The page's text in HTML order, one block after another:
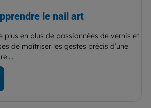
le nail art
plus en plus de passionnées de vernis et
de maîtriser les gestes précis d’une